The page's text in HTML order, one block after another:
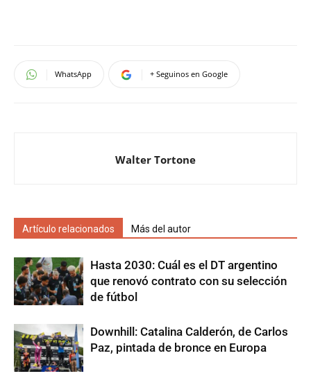
WhatsApp + Seguinos en Google
Walter Tortone
Artículo relacionados Más del autor
Hasta 2030: Cuál es el DT argentino
que renovó contrato con su selección
de fútbol
Downhill: Catalina Calderón, de Carlos
Paz, pintada de bronce en Europa